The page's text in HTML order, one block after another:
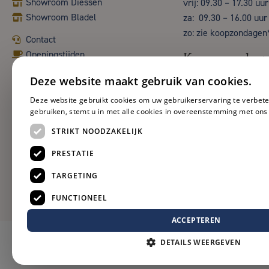
Showroom Bladel
Contact
Openingstijden
vrij: 09.30 – 17.30 uur
za: 09.30 – 16.00 uur
zo: zie
Deze website maakt gebruik van cookies.
Deze website gebruikt cookies om uw gebruikerservaring te
gebruiken, stemt u in met alle cookies in overeenstemming met
STRIKT NOODZAKELIJK
PRESTATIE
TARGETING
FUNCTIONEEL
ACCEPTEREN
DETAILS WEERGEVEN